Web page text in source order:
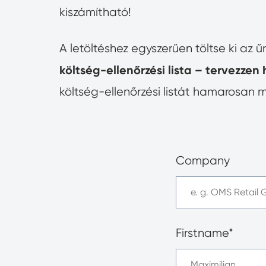
kiszámítható!
A letöltéshez egyszerűen töltse ki az
költség-ellenőrzési lista – tervezzen
költség-ellenőrzési listát hamarosan
Company
Firstname*